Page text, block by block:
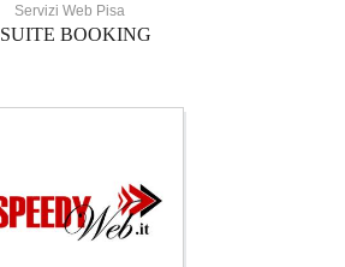
Servizi Web Pisa
SUITE BOOKING